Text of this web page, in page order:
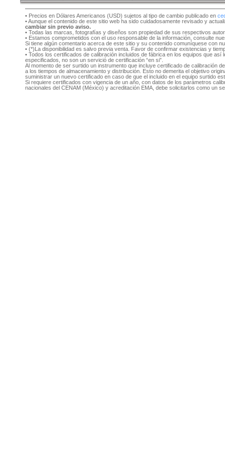
• Precios en Dólares Americanos (USD) sujetos al tipo de cambio publicado en
• Aunque el contenido de este sitio web ha sido cuidadosamente revisado y
cambiar sin previo aviso.
• Todas las marcas, fotografías y diseños son propiedad de sus respectivos
• Estamos comprometidos con el uso responsable de la información, consulte
Si tiene algún comentario acerca de este sitio y su contenido comuníquese con
• (*)La disponibilidad es salvo previa venta. Favor de confirmar existencias y
• Todos los certificados de calibración incluidos de fábrica en los equipos que
especificados, no son un servició de certificación “en si”.
Al momento de ser surtido un instrumento que incluye certificado de calibración
a los tiempos de almacenamiento y distribución. Esto no demerita el objetivo
suministrar un nuevo certificado en caso de que el incluido en el equipo surtido
Si requiere certificados con vigencia de un año, con datos de los parámetros
nacionales del CENAM (México) y acreditación EMA, debe solicitarlos como un